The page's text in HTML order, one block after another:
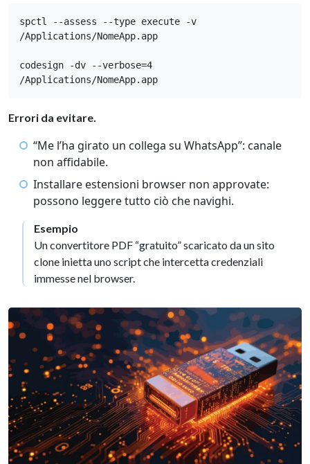
spctl --assess --type execute -v
/Applications/NomeApp.app
codesign -dv --verbose=4
/Applications/NomeApp.app
Errori da evitare.
“Me l’ha girato un collega su WhatsApp”: canale
non affidabile.
Installare estensioni browser non approvate:
possono leggere tutto ciò che navighi.
Esempio
Un convertitore PDF “gratuito” scaricato da un sito
clone inietta uno script che intercetta credenziali
immesse nel browser.